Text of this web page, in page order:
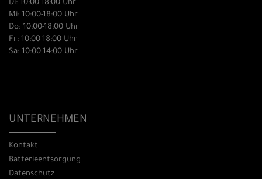
Di: 10:00-18:00 Uhr
Mi: 10:00-18:00 Uhr
Do: 10:00-18:00 Uhr
Fr: 10:00-18:00 Uhr
Sa: 10:00-14:00 Uhr
UNTERNEHMEN
Kontakt
Batterieentsorgung
Datenschutz